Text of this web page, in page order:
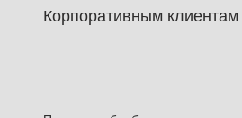
Корпоративным клиентам